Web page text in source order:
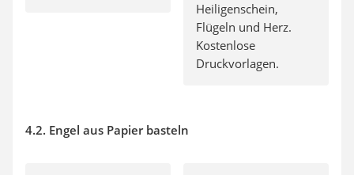
Heiligenschein,
Flügeln und Herz.
Kostenlose
Druckvorlagen.
4.2. Engel aus Papier basteln